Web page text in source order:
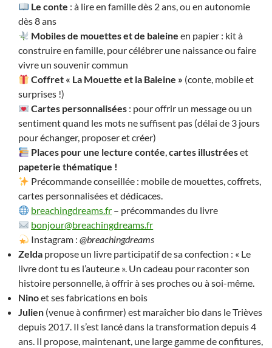
Le conte : à lire en famille dès 2 ans, ou en autonomie
dès 8 ans
Mobiles de mouettes et de baleine en papier : kit à
construire en famille, pour célébrer une naissance ou faire
vivre un souvenir commun
Coffret « La Mouette et la Baleine » (conte, mobile et
surprises !)
Cartes personnalisées : pour offrir un message ou un
sentiment quand les mots ne suffisent pas (délai de 3 jours
pour échanger, proposer et créer)
Places pour une lecture contée,cartes illustréeset
papeterie thématique !
Précommande conseillée : mobile de mouettes, coffrets,
cartes personnalisées et dédicaces.
breachingdreams.fr – précommandes du livre
bonjour@breachingdreams.fr
Instagram :@breachingdreams
Zelda propose un livre participatif de sa confection : « Le
livre dont tu es l’auteur.e ». Un cadeau pour raconter son
histoire personnelle, à offrir à ses proches ou à soi-même.
Ninoet ses fabrications en bois
Julien (venue à confirmer) est maraîcher bio dans le Trièves
depuis 2017. Il s’est lancé dans la transformation depuis 4
ans. Il propose, maintenant, une large gamme de confitures,